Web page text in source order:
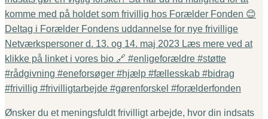
Ønsker du et meningsfuldt frivilligt arbejde, hvor din indsats